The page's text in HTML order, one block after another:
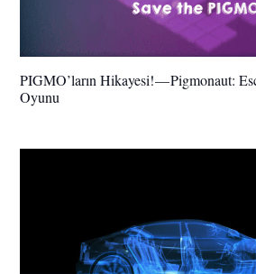
PIGMO’ların Hikayesi! — Pigmonaut:
Oyunu